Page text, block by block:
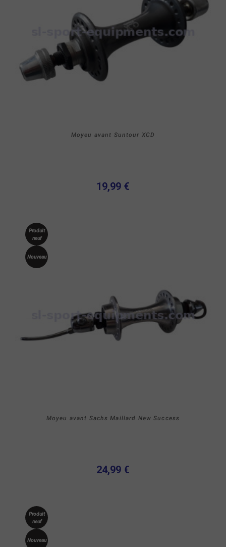
Moyeu avant Suntour XCD
19,99 €
Produit
neuf
Nouveau
Moyeu avant Sachs Maillard New Success
24,99 €
Produit
neuf
Nouveau